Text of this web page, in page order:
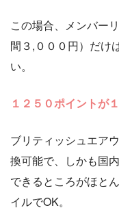
この場合、メンバー
間３,０００円）だけ
い。
１２５０ポイントが
ブリティッシュエア
換可能で、しかも国
できるところがほと
イルでOK。